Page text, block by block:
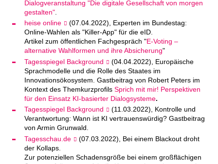
Dialogveranstaltung "Die digitale Gesellschaft von morgen
gestalten".
heise online
(07.04.2022), Experten im Bundestag:
Online-Wahlen als "Killer-App" für die eID.
Artikel zum öffentlichen Fachgespräch "E-Voting –
alternative Wahlformen und ihre Absicherung"
Tagesspiegel Background
(04.04.2022), Europäische
Sprachmodelle und die Rolle des Staates im
Innovationsökosystem. Gastbeitrag von Robert Peters im
Kontext des Themkurzprofils Sprich mit mir! Perspektiven
für den Einsatz KI-basierter Dialogsysteme.
Tagesspiegel Background
(11.03.2022), Kontrolle und
Verantwortung: Wann ist KI vertrauenswürdig? Gastbeitrag
von Armin Grunwald.
Tagesschau.de
(07.03.2022), Bei einem Blackout droht
der Kollaps.
Zur potenziellen Schadensgröße bei einem großflächigen